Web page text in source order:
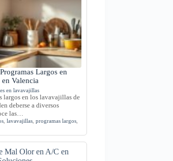
Largos en
Valencia
en lavavajillas
largos en los lavavajillas de
deberse a diversos
las…
,lavavajillas ,programas largos